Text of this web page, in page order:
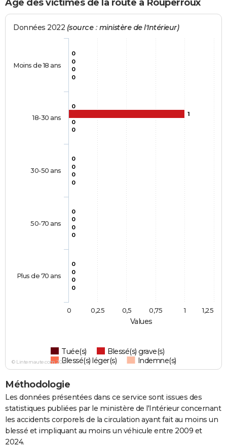
Age des victimes de la route à Rouperroux
Values
Données 2022 (source : ministère de l'Intérieur)
0
0
0
0
0
0
1
0
0
0
0
0
0
0
0
0
0
0
0
0
Tuée(s)
Blessé(s) grave(s)
Blessé(s) léger(s)
Indemne(s)
Moins de 18 ans
18-30 ans
30-50 ans
50-70 ans
Plus de 70 ans
0 1
0,25 0,5 0,75 1,25
© Linternaute.com 2026
Méthodologie
Les données présentées dans ce service sont issues des
statistiques publiées par le ministère de l'Intérieur concernant
les accidents corporels de la circulation ayant fait au moins un
blessé et impliquant au moins un véhicule entre 2009 et
2024.